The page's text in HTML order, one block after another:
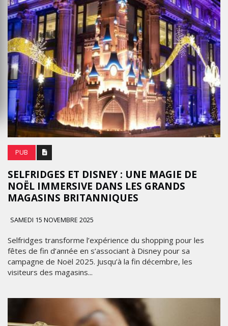
PUB
SELFRIDGES ET DISNEY : UNE MAGIE DE
NOËL IMMERSIVE DANS LES GRANDS
MAGASINS BRITANNIQUES
SAMEDI 15 NOVEMBRE 2025
Selfridges transforme l’expérience du shopping pour les
fêtes de fin d’année en s’associant à Disney pour sa
campagne de Noël 2025. Jusqu’à la fin décembre, les
visiteurs des magasins...